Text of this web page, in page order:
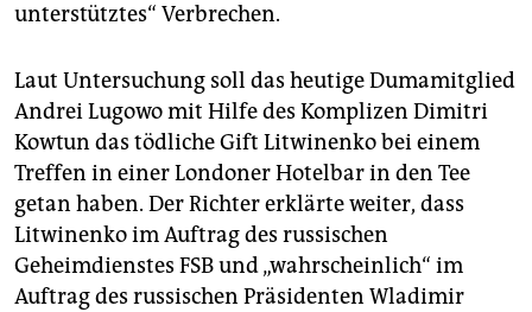
unterstütztes“ Verbrechen.
Laut Untersuchung soll das heutige Dumamitglied
Andrei Lugowo mit Hilfe des Komplizen Dimitri
Kowtun das tödliche Gift Litwinenko bei einem
Treffen in einer Londoner Hotelbar in den Tee
getan haben. Der Richter erklärte weiter, dass
Litwinenko im Auftrag des russischen
Geheimdienstes FSB und „wahrscheinlich“ im
Auftrag des russischen Präsidenten Wladimir